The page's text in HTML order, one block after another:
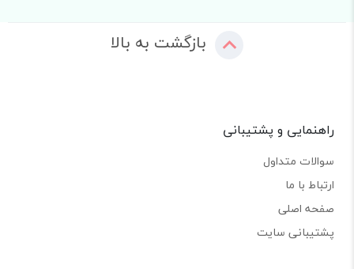
بازگشت به بالا
راهنمایی و پشتیبانی
سوالات متداول
ارتباط با ما
صفحه اصلی
پشتیبانی سایت